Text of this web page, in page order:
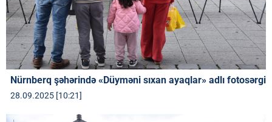
Nürnberq şəhərində «Düyməni sıxan ayaqlar» adlı fotosərgi
28.09.2025 [10:21]